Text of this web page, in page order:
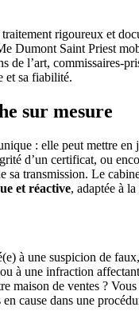
rigoureux et
Dumont Saint Priest
de l’art, commissaires-
et sa fiabilité.
sur mesure
: elle peut mettre en
d’un certificat, ou
sa transmission. Le
et réactive, adaptée à
à une suspicion de
à une infraction
maison de ventes ?
cause dans une